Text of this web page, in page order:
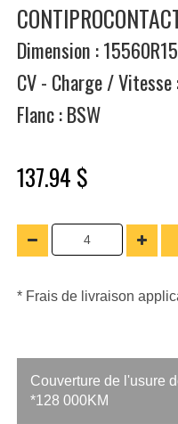
Dimension : 15560R15
CV - Charge / Vitesse
Flanc : BSW
137.94 $
* Frais de livraison
Couverture de l'usure
*128 000KM